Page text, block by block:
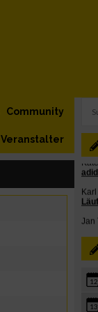
Community
Veranstalter
12
13